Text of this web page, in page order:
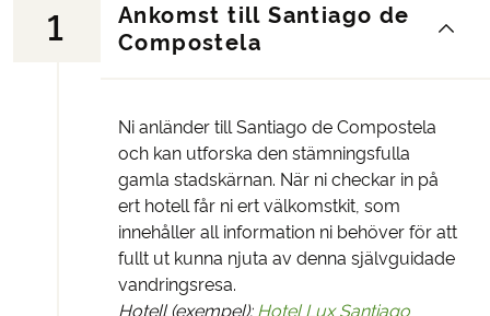
1
Ankomst till Santiago de
Compostela
Ni anländer till Santiago de Compostela
och kan utforska den stämningsfulla
gamla stadskärnan. När ni checkar in på
ert hotell får ni ert välkomstkit, som
innehåller all information ni behöver för att
fullt ut kunna njuta av denna självguidade
vandringsresa.
Hotell (exempel): Hotel Lux Santiago